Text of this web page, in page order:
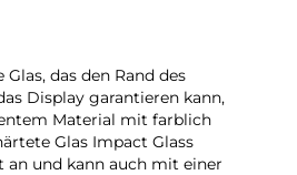
das den Rand des
Display garantieren kann,
Material mit farblich
Glas Impact Glass
an und kann auch mit einer